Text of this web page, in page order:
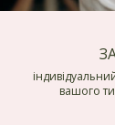
вашого